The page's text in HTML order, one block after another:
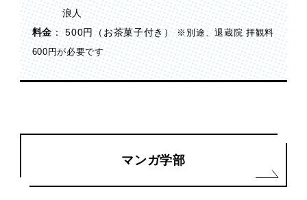
浪人
料金： 500円（お茶菓子付き）※別途、退蔵院 拝観料
600円が必要です
マンガ学部